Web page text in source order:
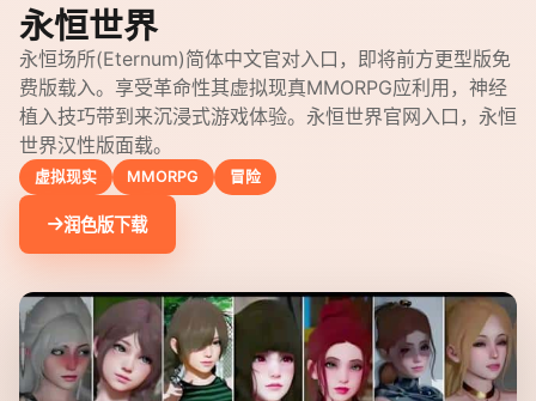
永恒世界
永恒场所(Eternum)简体中文官对入口，即将前方更型版免
费版载入。享受革命性其虚拟现真MMORPG应利用，神经
植入技巧带到来沉浸式游戏体验。永恒世界官网入口，永恒
世界汉性版面载。
虚拟现实 MMORPG 冒险
润色版下载